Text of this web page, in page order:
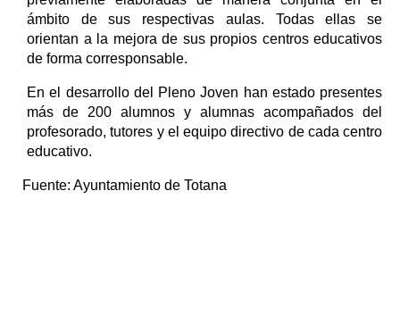
ámbito de sus respectivas aulas. Todas ellas se
orientan a la mejora de sus propios centros educativos
de forma corresponsable.
En el desarrollo del Pleno Joven han estado presentes
más de 200 alumnos y alumnas acompañados del
profesorado, tutores y el equipo directivo de cada centro
educativo.
Fuente: Ayuntamiento de Totana